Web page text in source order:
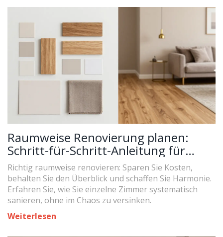
Raumweise Renovierung planen:
Schritt-für-Schritt-Anleitung für
Budget & Stil
Richtig raumweise renovieren: Sparen Sie Kosten,
behalten Sie den Überblick und schaffen Sie Harmonie.
Erfahren Sie, wie Sie einzelne Zimmer systematisch
sanieren, ohne im Chaos zu versinken.
Weiterlesen